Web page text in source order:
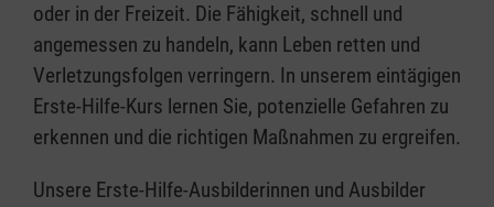
oder in der Freizeit. Die Fähigkeit, schnell und
angemessen zu handeln, kann Leben retten und
Verletzungsfolgen verringern. In unserem eintägigen
Erste-Hilfe-Kurs lernen Sie, potenzielle Gefahren zu
erkennen und die richtigen Maßnahmen zu ergreifen.
Unsere Erste-Hilfe-Ausbilderinnen und Ausbilder